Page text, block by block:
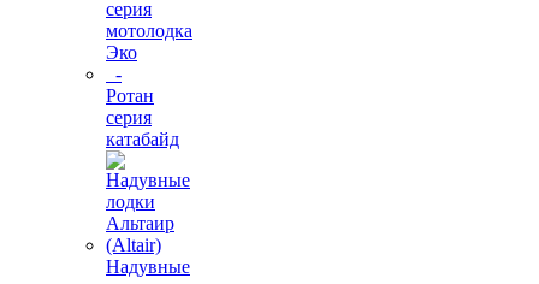
серия
мотолодка
Эко
-
Ротан
серия
катабайд
Надувные